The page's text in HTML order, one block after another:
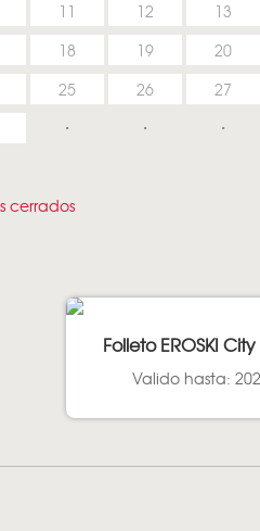
11 12 13
18 19 20
25 26 27
cerrados
Folleto EROSKI
Valido hasta: